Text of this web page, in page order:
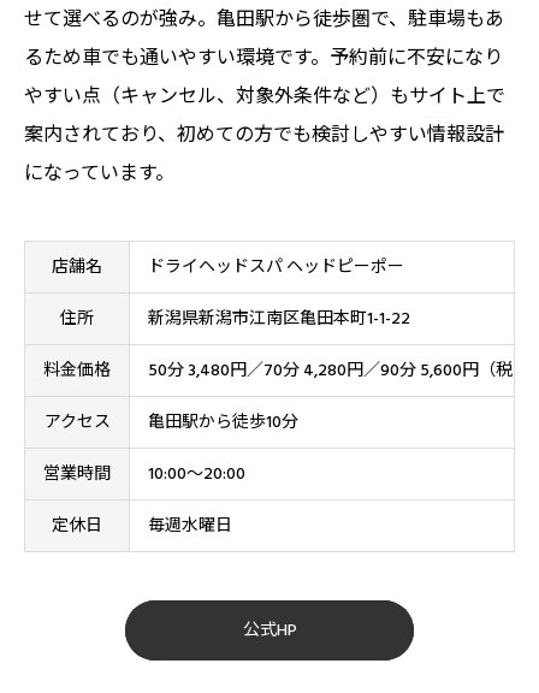
せて選べるのが強み。亀田駅から徒歩圏で、駐車場もあ
るため車でも通いやすい環境です。予約前に不安になり
やすい点（キャンセル、対象外条件など）もサイト上で
案内されており、初めての方でも検討しやすい情報設計
になっています。
店舗名 ドライヘッドスパ ヘッドピーポー
住所 新潟県新潟市江南区亀田本町1-1-22
料金価格 50分 3,480円／70分 4,280円／90分 5,600円（税込
アクセス 亀田駅から徒歩10分
営業時間 10:00〜20:00
定休日 毎週水曜日
公式HP